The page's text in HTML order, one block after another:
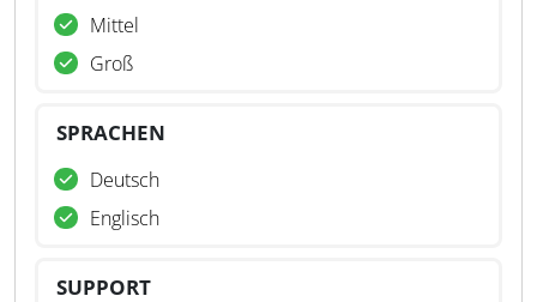
Mittel
Groß
SPRACHEN
Deutsch
Englisch
SUPPORT